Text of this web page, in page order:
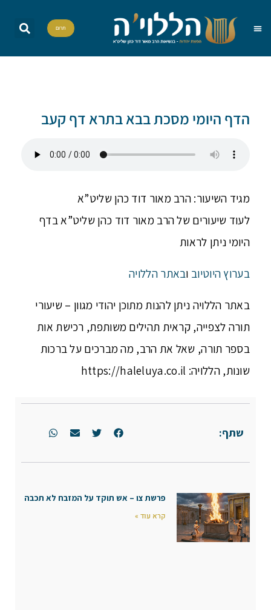
תרום
שתף:
פרשת צו – אש תוקד על המזבח לא תכבה
קרא עוד »
הדף היומי מסכת בבא בתרא דף קעב
מגיד השיעור: הרב מאור דוד כהן שליט”א
לעוד שיעורים של הרב מאור דוד כהן שליט”א בדף
היומי ניתן לראות
בערוץ היוטיוב ובאתר הללויה
באתר הללויה ניתן להנות מתוכן יהודי מגוון – שיעורי
תורה לצפייה, קראית תהילים משותפת, רכישת אות
בספר תורה, שאל את הרב, מה מברכים על ברכות
שונות, הללויה: https://haleluya.co.il